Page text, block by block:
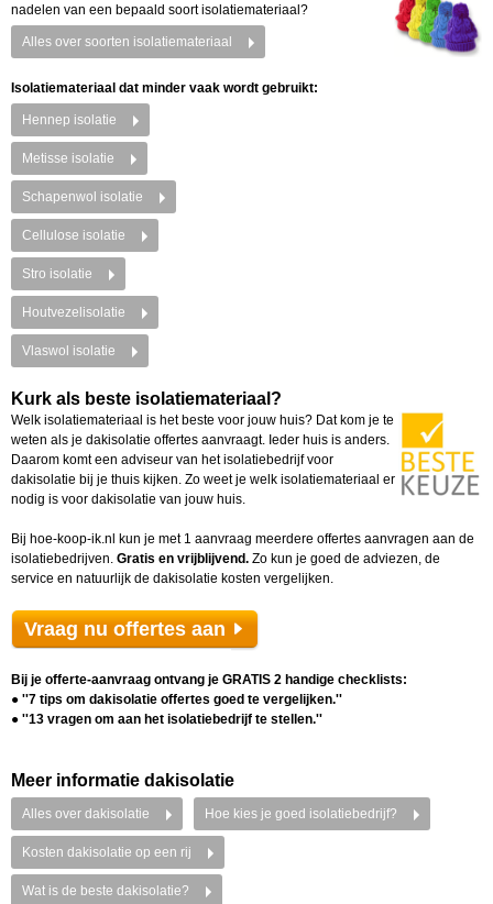
nadelen van een bepaald soort isolatiemateriaal?
Alles over soorten isolatiemateriaal
Isolatiemateriaal dat minder vaak wordt gebruikt:
Hennep isolatie
Metisse isolatie
Schapenwol isolatie
Cellulose isolatie
Stro isolatie
Houtvezelisolatie
Vlaswol isolatie
Kurk als beste isolatiemateriaal?
Welk isolatiemateriaal is het beste voor jouw huis? Dat kom je te
weten als je dakisolatie offertes aanvraagt. Ieder huis is anders.
Daarom komt een adviseur van het isolatiebedrijf voor
dakisolatie bij je thuis kijken. Zo weet je welk isolatiemateriaal er
nodig is voor dakisolatie van jouw huis.
Bij hoe-koop-ik.nl kun je met 1 aanvraag meerdere offertes aanvragen aan de
isolatiebedrijven. Gratis en vrijblijvend. Zo kun je goed de adviezen, de
service en natuurlijk de dakisolatie kosten vergelijken.
Vraag nu offertes aan
Bij je offerte-aanvraag ontvang je GRATIS 2 handige checklists:
● ''7 tips om dakisolatie offertes goed te vergelijken.''
● ''13 vragen om aan het isolatiebedrijf te stellen.''
Meer informatie dakisolatie
Alles over dakisolatie Hoe kies je goed isolatiebedrijf?
Kosten dakisolatie op een rij
Wat is de beste dakisolatie?